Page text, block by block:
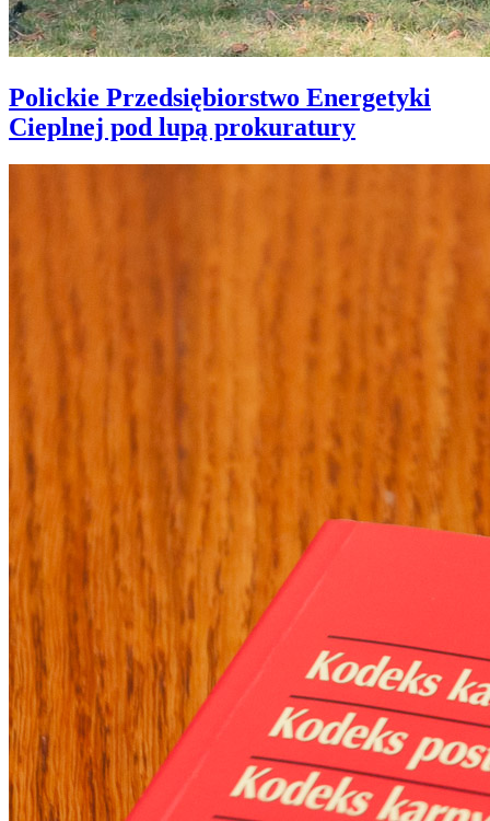
Polickie Przedsiębiorstwo Energetyki
Cieplnej pod lupą prokuratury